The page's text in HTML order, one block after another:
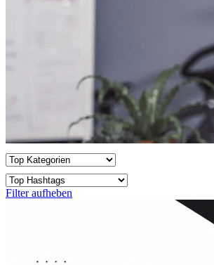
Filter aufheben